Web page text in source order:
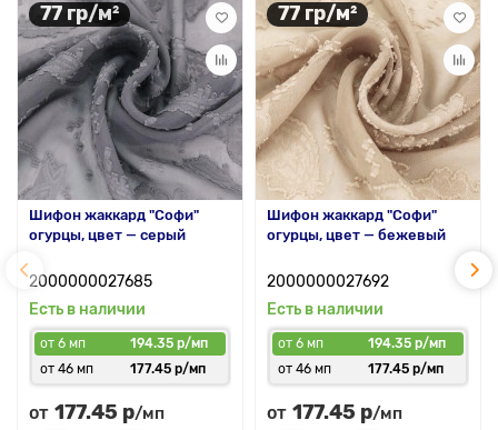
77 гр/м²
Шифон жаккард "Софи"
огурцы, цвет — серый
2000000027685
Есть в наличии
от 6 мп
194.35 р/мп
от 46 мп
177.45 р/мп
от 177.45 р/мп
77 гр/м²
Шифон жаккард "Софи"
огурцы, цвет — бежевый
2000000027692
Есть в наличии
от 6 мп
194.35 р/мп
от 46 мп
177.45 р/мп
от 177.45 р/мп